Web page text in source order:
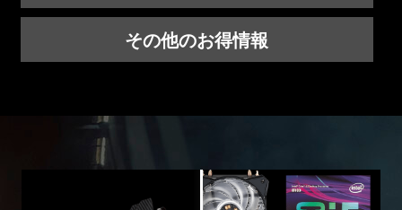
その他のお得情報